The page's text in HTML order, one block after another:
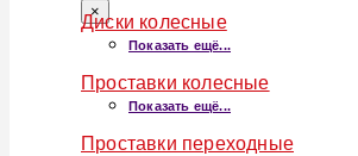
×
Диски колесные
Показать ещё...
Проставки колесные
Показать ещё...
Проставки переходные